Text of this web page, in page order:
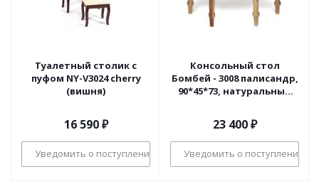
Туалетный столик с
пуфом NY-V3024 cherry
(вишня)
16 590₽
Уведомить о поступлении
Консольный стол
Бомбей - 3008 палисандр,
90*45*73, натуральный
23 400₽
Уведомить о поступлении